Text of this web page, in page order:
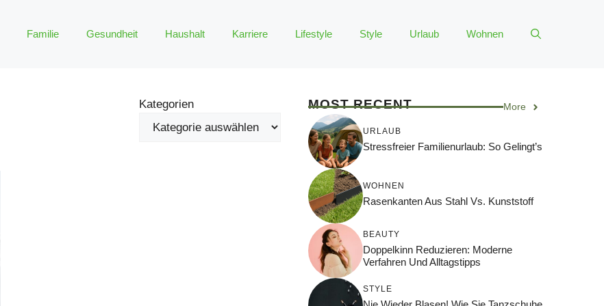
Familie Gesundheit Haushalt Karriere Lifestyle Style Urlaub Wohnen
Kategorien MOST RECENT More
URLAUB
Stressfreier Familienurlaub: So Gelingt’s
WOHNEN
Rasenkanten Aus Stahl Vs. Kunststoff
BEAUTY
Doppelkinn Reduzieren: Moderne
Verfahren Und Alltagstipps
STYLE